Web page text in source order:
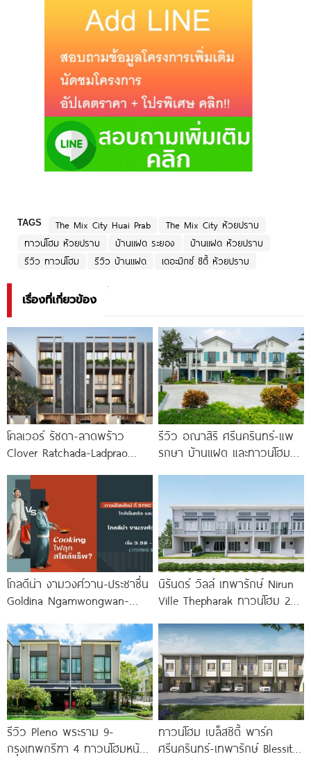
TAGS The Mix City Huai Prab
The Mix City ห้วยปราบ
ทาวน์โฮม ห้วยปราบ
บ้านแฝด ระยอง
บ้านแฝด ห้วยปราบ
รีวิว ทาวน์โฮม
รีวิว บ้านแฝด เดอะมิกซ์ ซิตี้ ห้วยปราบ
เรื่องที่เกี่ยวข้อง
โคลเวอร์ รัชดา-ลาดพร้าว
Clover Ratchada-Ladprao
ทางด่วน และรถไฟฟ้า เริ่ม 15.5
ล้าน*
รีวิว อณาสิริ ศรีนครินทร์-แพ
รกษา บ้านแฝด และทาวน์โฮม
โกลดีน่า งามวงศ์วาน-ประชาชื่น
Goldina Ngamwongwan-
ใกล้ Central และ The Mall
นิรันดร์ วิลล์ เทพารักษ์ Nirun
Ville Thepharak ทาวน์โฮม 2
รีวิว Pleno พระราม 9-
กรุงเทพกรีฑา 4 ทาวน์โฮมหน้า
ทาวน์โฮม เบล็สซิตี้ พาร์ค
ศรีนครินทร์-เทพารักษ์ Blessity